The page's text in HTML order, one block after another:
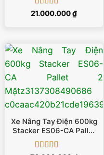
Được xếp
21.000.000₫
Xe Nâng Tay Điện 600kg
Stacker ES06-CA Pallet
2 Mặt